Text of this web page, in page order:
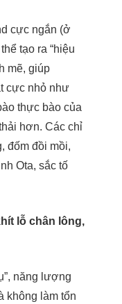
cực ngắn (ở
tạo ra “hiệu
mẽ, giúp
cực nhỏ như
thực bào của
hơn. Các chỉ
đốm đồi mồi,
Ota, sắc tố
lỗ chân lông,
năng lượng
không làm tổn